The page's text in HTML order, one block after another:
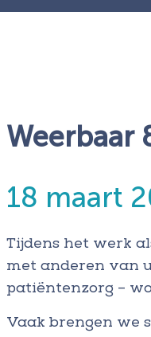
Weerbaar
18 maart
Tijdens het werk
met anderen van
patiëntenzorg –
Vaak brengen we